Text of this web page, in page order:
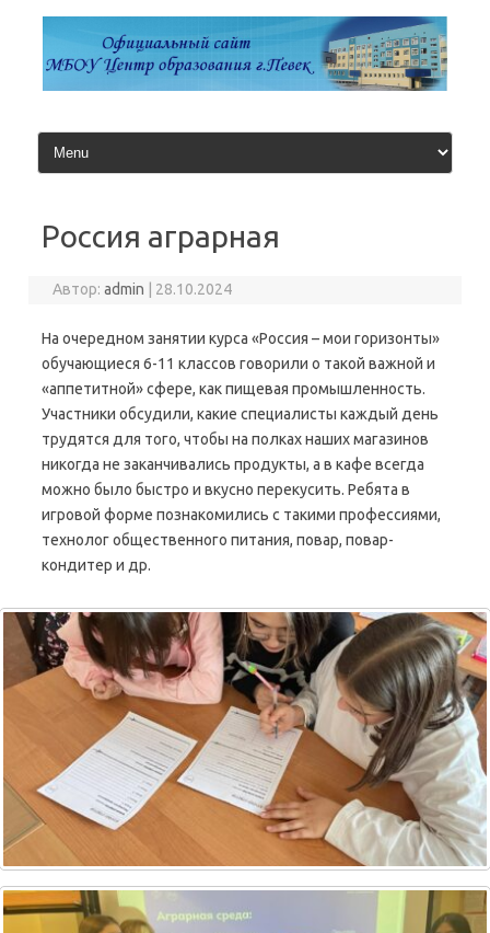
содержимому
Россия аграрная
Автор:admin 28.10.2024
На очередном занятии курса «Россия – мои горизонты»
обучающиеся 6-11 классов говорили о такой важной и
«аппетитной» сфере, как пищевая промышленность.
Участники обсудили, какие специалисты каждый день
трудятся для того, чтобы на полках наших магазинов
никогда не заканчивались продукты, а в кафе всегда
можно было быстро и вкусно перекусить. Ребята в
игровой форме познакомились с такими профессиями,
технолог общественного питания, повар, повар-
кондитер и др.